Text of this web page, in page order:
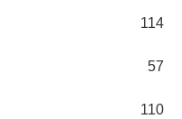
114
57
110